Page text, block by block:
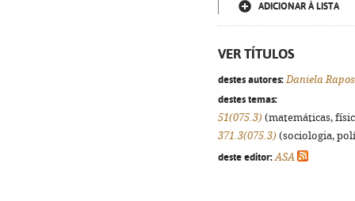
ADICIONAR À LISTA
VER TÍTULOS
destes autores: Daniela
destes temas:
51(075.3) (matemáticas,
371.3(075.3) (sociologia,
deste editor: ASA